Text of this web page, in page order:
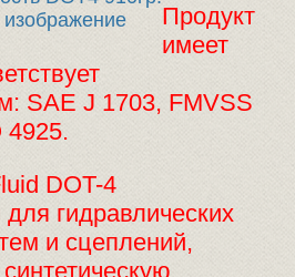
изображение
Продукт
имеет
SAE J 1703, FMVSS
4925.
DOT-4
гидравлических
и сцеплений,